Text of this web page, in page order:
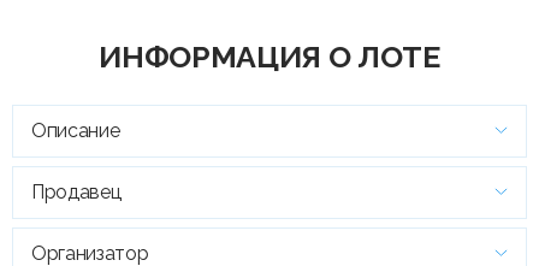
ИНФОРМАЦИЯ О ЛОТЕ
Описание
Продавец
Организатор